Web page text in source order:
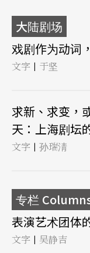
大陆剧场
戏剧作为动词
文字 | 于坚
求新、求变，
天：上海剧坛
文字 | 孙瑞淸
专栏
表演艺术团体
文字 | 吴静吉